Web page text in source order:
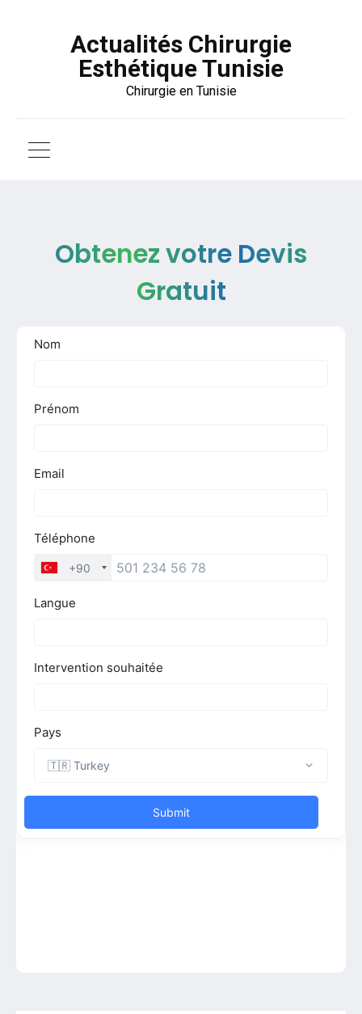
Actualités Chirurgie
Esthétique Tunisie
Chirurgie en Tunisie
Obtenez votre Devis
Gratuit